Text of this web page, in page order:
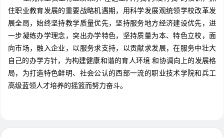
住职业教育发展的重要战略机遇期，用科学发展观统领学校改革发
展全局，始终坚持教学质量优先，坚持服务地方经济建设优先，进
一步凝练办学理念，突出办学特色，坚持质量为本、特色立校，面
向市场，融入企业，以服务求支持，以贡献求发展，在服务中壮大
自己的办学方针，为构建健康和谐的育人环境 和协调向上的发展格
局，为打造特色鲜明、社会公认的西部一流的职业技术学院和兵工
高级蓝领人才培养的摇篮而努力奋斗。